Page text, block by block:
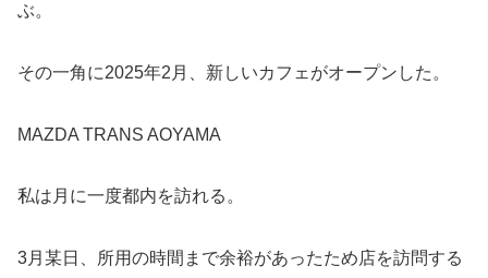
ぶ。
その一角に2025年2月、新しいカフェがオープンした。
MAZDA TRANS AOYAMA
私は月に一度都内を訪れる。
3月某日、所用の時間まで余裕があったため店を訪問する